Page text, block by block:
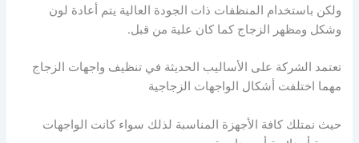
ولكن باستخدام المنظفات ذات الجودة العالية يتم أعادة لون
وشكل ومظهر الزجاج كما كان علية من قبل.
تعتمد الشركة على الأساليب الحديثة في تنظيف واجهات الزجاج
مهما اختلفت أشكال الواجهات الزجاجية
حيث نمتلك كافة الأجهزة المناسبة لذلك سواء كانت الواجهات